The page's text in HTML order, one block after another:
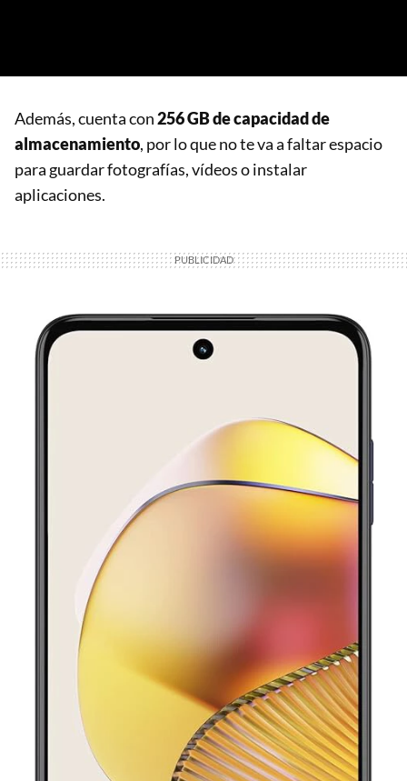
Además, cuenta con256 GB de capacidad de
almacenamiento, por lo que no te va a faltar espacio
para guardar fotografías, vídeos o instalar
aplicaciones.